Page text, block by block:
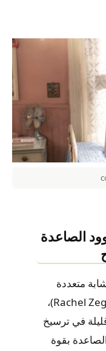
الصاعدة
متعددة
المواهب، هي ريتشل زيغلر (Rachel Zegler)،
في ترسيخ
بقوة